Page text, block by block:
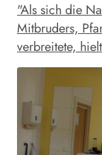
"Als sich die
Mitbruders,
verbreitete,